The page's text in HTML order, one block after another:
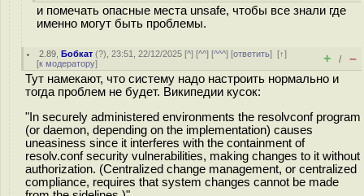
и помечать опасные места unsafe, чтобы все знали где
именно могут быть проблемы.
2.89 ,Бобкат (?), 23:51, 22/12/2025 [^] [^^] [^^^] [ответить][↑]
[к модератору] + / –
Тут намекают, что систему надо настроить нормально и
тогда проблем не будет. Википедии кусок:
"In securely administered environments the resolvconf program
(or daemon, depending on the implementation) causes
uneasiness since it interferes with the containment of
resolv.conf security vulnerabilities, making changes to it without
authorization. (Centralized change management, or centralized
compliance, requires that system changes cannot be made